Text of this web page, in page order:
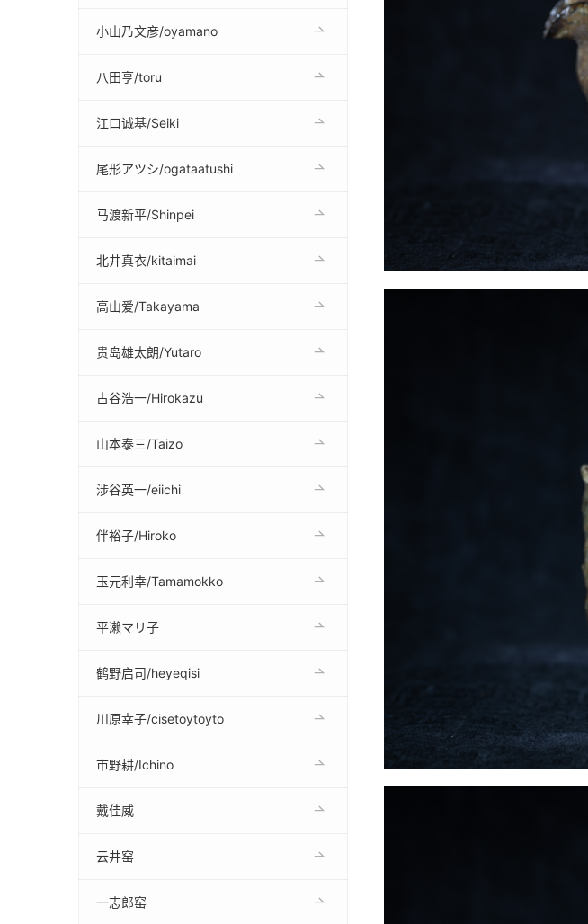
小山乃文彦/oyamano
八田亨/toru
江口诚基/Seiki
尾形アツシ/ogataatushi
马渡新平/Shinpei
北井真衣/kitaimai
高山爱/Takayama
贵岛雄太朗/Yutaro
古谷浩一/Hirokazu
山本泰三/Taizo
涉谷英一/eiichi
伴裕子/Hiroko
玉元利幸/Tamamokko
平濑マリ子
鹤野启司/heyeqisi
川原幸子/cisetoytoyto
市野耕/Ichino
戴佳威
云井窑
一志郎窑